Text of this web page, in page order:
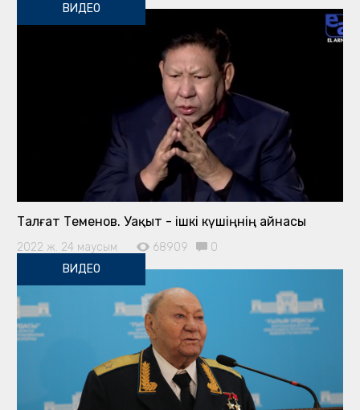
ВИДЕО
Талғат Теменов. Уақыт - ішкі күшіңнің айнасы
2022 ж. 24 маусым 68909
0
ВИДЕО